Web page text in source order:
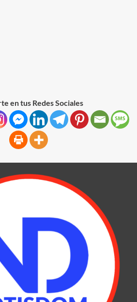
en tus Redes Sociales